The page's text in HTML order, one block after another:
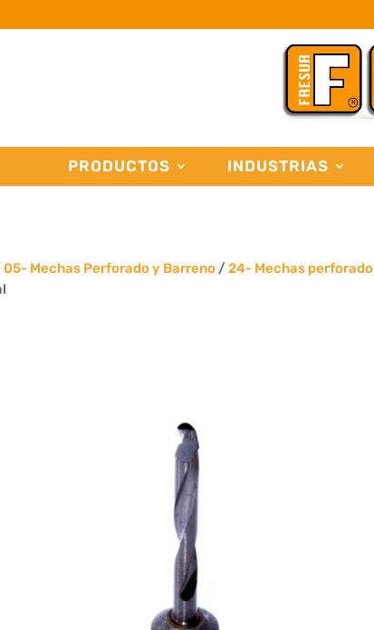
PRODUCTOS INDUSTRIAS
05- Mechas Perforado y Barreno /24- Mechas perforado